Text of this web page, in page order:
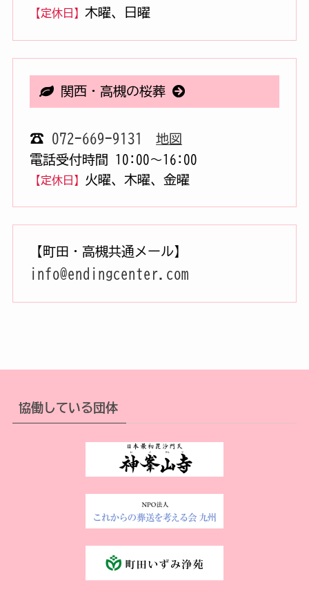
【定休日】木曜、日曜
関西・高槻の桜葬
☎ 072-669-9131
地図
電話受付時間 10:00〜16:00
【定休日】 火曜、木曜、金曜
【町田・高槻共通メール】
info@endingcenter.com
協働している団体